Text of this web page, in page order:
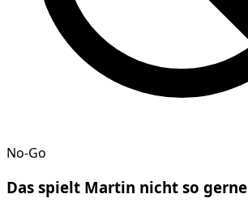
No-Go
Das spielt Martin nicht so gerne